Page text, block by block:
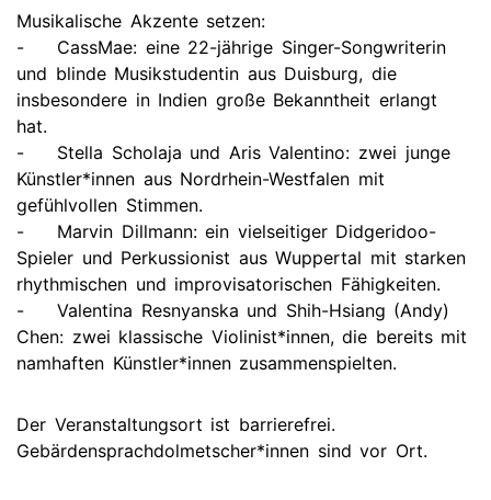
Musikalische Akzente setzen:
- CassMae: eine 22-jährige Singer-Songwriterin
und blinde Musikstudentin aus Duisburg, die
insbesondere in Indien große Bekanntheit erlangt
hat.
- Stella Scholaja und Aris Valentino: zwei junge
Künstler*innen aus Nordrhein-Westfalen mit
gefühlvollen Stimmen.
- Marvin Dillmann: ein vielseitiger Didgeridoo-
Spieler und Perkussionist aus Wuppertal mit starken
rhythmischen und improvisatorischen Fähigkeiten.
- Valentina Resnyanska und Shih-Hsiang (Andy)
Chen: zwei klassische Violinist*innen, die bereits mit
namhaften Künstler*innen zusammenspielten.
Der Veranstaltungsort ist barrierefrei.
Gebärdensprachdolmetscher*innen sind vor Ort.